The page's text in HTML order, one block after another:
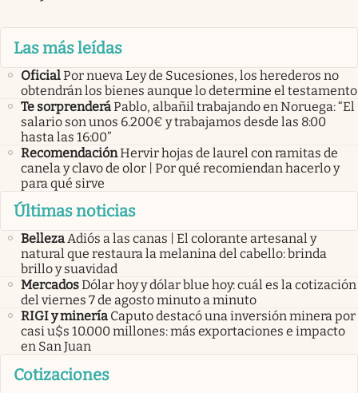
Las más leídas
OficialPor nueva Ley de Sucesiones, los herederos no
obtendrán los bienes aunque lo determine el testamento
Te sorprenderáPablo, albañil trabajando en Noruega: “El
salario son unos 6.200€ y trabajamos desde las 8:00
hasta las 16:00”
RecomendaciónHervir hojas de laurel con ramitas de
canela y clavo de olor | Por qué recomiendan hacerlo y
para qué sirve
Últimas noticias
BellezaAdiós a las canas | El colorante artesanal y
natural que restaura la melanina del cabello: brinda
brillo y suavidad
MercadosDólar hoy y dólar blue hoy: cuál es la cotización
del viernes 7 de agosto minuto a minuto
RIGI y minería Caputo destacó una inversión minera por
casi u$s 10.000 millones: más exportaciones e impacto
en San Juan
Cotizaciones